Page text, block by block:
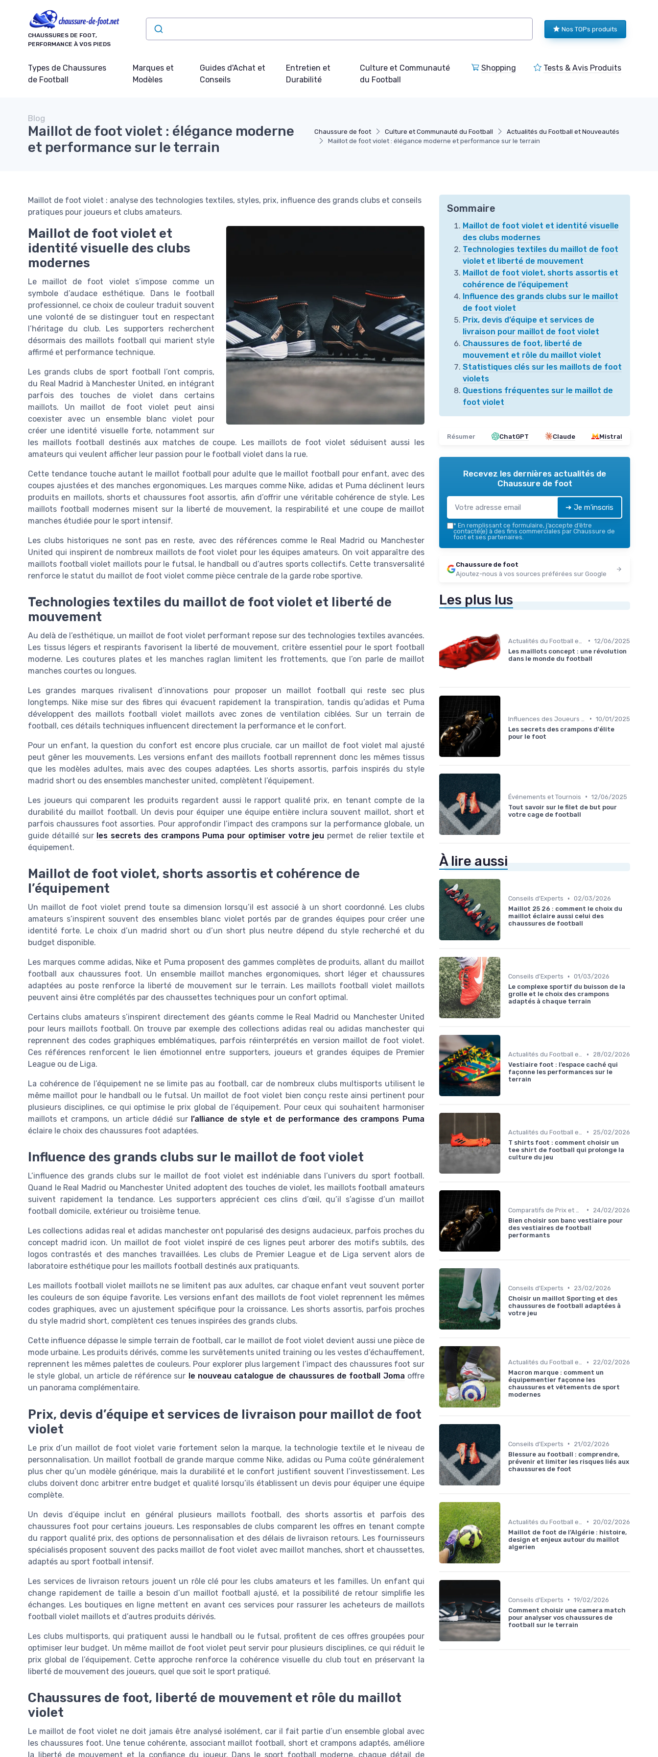
CHAUSSURES DE FOOT,
PERFORMANCE À VOS PIEDS
Nos TOPs produits
Types de Chaussures
de Football
Marques et
Modèles
Guides d'Achat et
Conseils
Entretien et
Durabilité
Culture et Communauté
du Football
Shopping Tests & Avis Produits
Chaussure de foot Culture et Communauté du Football
Actualités du Football et Nouveautés
Maillot de foot violet : élégance moderne et performance sur le terrain
Blog
Maillot de foot violet : élégance moderne
et performance sur le terrain
Maillot de foot violet : analyse des technologies textiles, styles, prix, influence des grands clubs et conseils
pratiques pour joueurs et clubs amateurs.
Maillot de foot violet et
identité visuelle des clubs
modernes
Le maillot de foot violet s’impose comme un
symbole d’audace esthétique. Dans le football
professionnel, ce choix de couleur traduit souvent
une volonté de se distinguer tout en respectant
l’héritage du club. Les supporters recherchent
désormais des maillots football qui marient style
affirmé et performance technique.
Les grands clubs de sport football l’ont compris,
du Real Madrid à Manchester United, en intégrant
parfois des touches de violet dans certains
maillots. Un maillot de foot violet peut ainsi
coexister avec un ensemble blanc violet pour
créer une identité visuelle forte, notamment sur
les maillots football destinés aux matches de coupe. Les maillots de foot violet séduisent aussi les
amateurs qui veulent afficher leur passion pour le football violet dans la rue.
Cette tendance touche autant le maillot football pour adulte que le maillot football pour enfant, avec des
coupes ajustées et des manches ergonomiques. Les marques comme Nike, adidas et Puma déclinent leurs
produits en maillots, shorts et chaussures foot assortis, afin d’offrir une véritable cohérence de style. Les
maillots football modernes misent sur la liberté de mouvement, la respirabilité et une coupe de maillot
manches étudiée pour le sport intensif.
Les clubs historiques ne sont pas en reste, avec des références comme le Real Madrid ou Manchester
United qui inspirent de nombreux maillots de foot violet pour les équipes amateurs. On voit apparaître des
maillots football violet maillots pour le futsal, le handball ou d’autres sports collectifs. Cette transversalité
renforce le statut du maillot de foot violet comme pièce centrale de la garde robe sportive.
Technologies textiles du maillot de foot violet et liberté de
mouvement
Au delà de l’esthétique, un maillot de foot violet performant repose sur des technologies textiles avancées.
Les tissus légers et respirants favorisent la liberté de mouvement, critère essentiel pour le sport football
moderne. Les coutures plates et les manches raglan limitent les frottements, que l’on parle de maillot
manches courtes ou longues.
Les grandes marques rivalisent d’innovations pour proposer un maillot football qui reste sec plus
longtemps. Nike mise sur des fibres qui évacuent rapidement la transpiration, tandis qu’adidas et Puma
développent des maillots football violet maillots avec zones de ventilation ciblées. Sur un terrain de
football, ces détails techniques influencent directement la performance et le confort.
Pour un enfant, la question du confort est encore plus cruciale, car un maillot de foot violet mal ajusté
peut gêner les mouvements. Les versions enfant des maillots football reprennent donc les mêmes tissus
que les modèles adultes, mais avec des coupes adaptées. Les shorts assortis, parfois inspirés du style
madrid short ou des ensembles manchester united, complètent l’équipement.
Les joueurs qui comparent les produits regardent aussi le rapport qualité prix, en tenant compte de la
durabilité du maillot football. Un devis pour équiper une équipe entière inclura souvent maillot, short et
parfois chaussures foot assorties. Pour approfondir l’impact des crampons sur la performance globale, un
guide détaillé sur les secrets des crampons Puma pour optimiser votre jeu permet de relier textile et
équipement.
Maillot de foot violet, shorts assortis et cohérence de
l’équipement
Un maillot de foot violet prend toute sa dimension lorsqu’il est associé à un short coordonné. Les clubs
amateurs s’inspirent souvent des ensembles blanc violet portés par de grandes équipes pour créer une
identité forte. Le choix d’un madrid short ou d’un short plus neutre dépend du style recherché et du
budget disponible.
Les marques comme adidas, Nike et Puma proposent des gammes complètes de produits, allant du maillot
football aux chaussures foot. Un ensemble maillot manches ergonomiques, short léger et chaussures
adaptées au poste renforce la liberté de mouvement sur le terrain. Les maillots football violet maillots
peuvent ainsi être complétés par des chaussettes techniques pour un confort optimal.
Certains clubs amateurs s’inspirent directement des géants comme le Real Madrid ou Manchester United
pour leurs maillots football. On trouve par exemple des collections adidas real ou adidas manchester qui
reprennent des codes graphiques emblématiques, parfois réinterprétés en version maillot de foot violet.
Ces références renforcent le lien émotionnel entre supporters, joueurs et grandes équipes de Premier
League ou de Liga.
La cohérence de l’équipement ne se limite pas au football, car de nombreux clubs multisports utilisent le
même maillot pour le handball ou le futsal. Un maillot de foot violet bien conçu reste ainsi pertinent pour
plusieurs disciplines, ce qui optimise le prix global de l’équipement. Pour ceux qui souhaitent harmoniser
maillots et crampons, un article dédié sur l’alliance de style et de performance des crampons Puma
éclaire le choix des chaussures foot adaptées.
Influence des grands clubs sur le maillot de foot violet
L’influence des grands clubs sur le maillot de foot violet est indéniable dans l’univers du sport football.
Quand le Real Madrid ou Manchester United adoptent des touches de violet, les maillots football amateurs
suivent rapidement la tendance. Les supporters apprécient ces clins d’œil, qu’il s’agisse d’un maillot
football domicile, extérieur ou troisième tenue.
Les collections adidas real et adidas manchester ont popularisé des designs audacieux, parfois proches du
concept madrid icon. Un maillot de foot violet inspiré de ces lignes peut arborer des motifs subtils, des
logos contrastés et des manches travaillées. Les clubs de Premier League et de Liga servent alors de
laboratoire esthétique pour les maillots football destinés aux pratiquants.
Les maillots football violet maillots ne se limitent pas aux adultes, car chaque enfant veut souvent porter
les couleurs de son équipe favorite. Les versions enfant des maillots de foot violet reprennent les mêmes
codes graphiques, avec un ajustement spécifique pour la croissance. Les shorts assortis, parfois proches
du style madrid short, complètent ces tenues inspirées des grands clubs.
Cette influence dépasse le simple terrain de football, car le maillot de foot violet devient aussi une pièce de
mode urbaine. Les produits dérivés, comme les survêtements united training ou les vestes d’échauffement,
reprennent les mêmes palettes de couleurs. Pour explorer plus largement l’impact des chaussures foot sur
le style global, un article de référence sur le nouveau catalogue de chaussures de football Joma offre
un panorama complémentaire.
Prix, devis d’équipe et services de livraison pour maillot de foot
violet
Le prix d’un maillot de foot violet varie fortement selon la marque, la technologie textile et le niveau de
personnalisation. Un maillot football de grande marque comme Nike, adidas ou Puma coûte généralement
plus cher qu’un modèle générique, mais la durabilité et le confort justifient souvent l’investissement. Les
clubs doivent donc arbitrer entre budget et qualité lorsqu’ils établissent un devis pour équiper une équipe
complète.
Un devis d’équipe inclut en général plusieurs maillots football, des shorts assortis et parfois des
chaussures foot pour certains joueurs. Les responsables de clubs comparent les offres en tenant compte
du rapport qualité prix, des options de personnalisation et des délais de livraison retours. Les fournisseurs
spécialisés proposent souvent des packs maillot de foot violet avec maillot manches, short et chaussettes,
adaptés au sport football intensif.
Les services de livraison retours jouent un rôle clé pour les clubs amateurs et les familles. Un enfant qui
change rapidement de taille a besoin d’un maillot football ajusté, et la possibilité de retour simplifie les
échanges. Les boutiques en ligne mettent en avant ces services pour rassurer les acheteurs de maillots
football violet maillots et d’autres produits dérivés.
Les clubs multisports, qui pratiquent aussi le handball ou le futsal, profitent de ces offres groupées pour
optimiser leur budget. Un même maillot de foot violet peut servir pour plusieurs disciplines, ce qui réduit le
prix global de l’équipement. Cette approche renforce la cohérence visuelle du club tout en préservant la
liberté de mouvement des joueurs, quel que soit le sport pratiqué.
Chaussures de foot, liberté de mouvement et rôle du maillot
violet
Le maillot de foot violet ne doit jamais être analysé isolément, car il fait partie d’un ensemble global avec
les chaussures foot. Une tenue cohérente, associant maillot football, short et crampons adaptés, améliore
la liberté de mouvement et la confiance du joueur. Dans le sport football moderne, chaque détail de
Sommaire
Maillot de foot violet et identité visuelle
des clubs modernes
Technologies textiles du maillot de foot
violet et liberté de mouvement
Maillot de foot violet, shorts assortis et
cohérence de l’équipement
Influence des grands clubs sur le maillot
de foot violet
Prix, devis d’équipe et services de
livraison pour maillot de foot violet
Chaussures de foot, liberté de
mouvement et rôle du maillot violet
Statistiques clés sur les maillots de foot
violets
Questions fréquentes sur le maillot de
foot violet
Résumer ChatGPT Claude Mistral
Recevez les dernières actualités de
Chaussure de foot
➔ Je m'inscris
* En remplissant ce formulaire, j’accepte d’être
contacté(e) à des fins commerciales par Chaussure de
foot et ses partenaires.
Chaussure de foot
Ajoutez-nous à vos sources préférées sur Google
Les plus lus
• 12/06/2025
Les maillots concept : une révolution
dans le monde du football
• 10/01/2025
Les secrets des crampons d'élite
pour le foot
Événements et Tournois • 12/06/2025
Tout savoir sur le filet de but pour
votre cage de football
À lire aussi
Conseils d'Experts • 02/03/2026
Maillot 25 26 : comment le choix du
maillot éclaire aussi celui des
chaussures de football
Conseils d'Experts • 01/03/2026
Le complexe sportif du buisson de la
grolle et le choix des crampons
adaptés à chaque terrain
Actualités du Football et Nouveautés •
28/02/2026
Vestiaire foot : l’espace caché qui
façonne les performances sur le
terrain
•
25/02/2026
T shirts foot : comment choisir un
tee shirt de football qui prolonge la
culture du jeu
•
24/02/2026
Bien choisir son banc vestiaire pour
des vestiaires de football
performants
Conseils d'Experts •
23/02/2026
Choisir un maillot Sporting et des
chaussures de football adaptées à
votre jeu
Actualités du Football et Nouveautés •
22/02/2026
Macron marque : comment un
équipementier façonne les
chaussures et vêtements de sport
modernes
Conseils d'Experts •
21/02/2026
Blessure au football : comprendre,
prévenir et limiter les risques liés aux
chaussures de foot
•
20/02/2026
Maillot de foot de l’Algérie : histoire,
design et enjeux autour du maillot
algerien
Conseils d'Experts • 19/02/2026
Comment choisir une camera match
pour analyser vos chaussures de
football sur le terrain